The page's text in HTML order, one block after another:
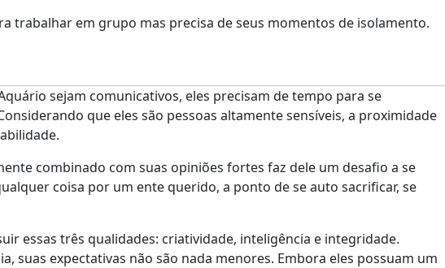
trabalhar em grupo mas precisa de seus momentos de isolamento.
sejam comunicativos, eles precisam de tempo para se
que eles são pessoas altamente sensíveis, a proximidade
combinado com suas opiniões fortes faz dele um desafio a se
coisa por um ente querido, a ponto de se auto sacrificar, se
essas três qualidades: criatividade, inteligência e integridade.
suas expectativas não são nada menores. Embora eles possuam um